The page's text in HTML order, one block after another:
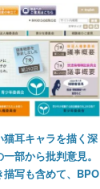
猫耳キャラを描く深
部から批判意見。
写も含めて、BPO